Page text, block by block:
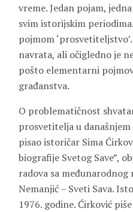
vreme. Jedan pojam,
svim istorijskim
pojmom
navrata, ali očigledno je
pošto elementarni
građanstva.
O problematičnost
prosvetitelja u
pisao istoričar Sima
biografije Svetog Save”,
radova sa međunarodnog
Nemanjić – Sveti Sava.
1976. godine. Ćirković